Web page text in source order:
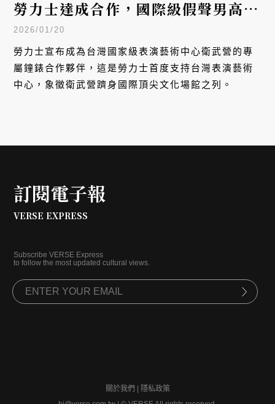
勞力士達成合作，國際級假聲男高音
也將在台現身
2026/01/20
勞力士宣布成為台灣國家級表演藝術中心衛武營的專
屬鐘錶合作夥伴，這是勞力士首度支持台灣表演藝術
中心，象徵衛武營躋身國際頂尖文化場館之列。
訂閱電子報
VERSE EXPRESS
Subscribe VERSE Express
to follow the most updated cultural views.
關於我們
隱私政策